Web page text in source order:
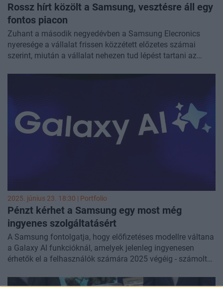
Rossz hírt közölt a Samsung, vesztésre áll egy
fontos piacon
Zuhant a második negyedévben a Samsung Elecronics
nyeresége a vállalat frissen közzétett előzetes számai
szerint, miután a vállalat nehezen tud lépést tartani az
2025. június 23. 18:30 | Portfolio
Pénzt kérhet a Samsung egy most még
ingyenes szolgáltatásért
A Samsung fontolgatja, hogy előfizetéses modellre váltana
a Galaxy AI funkcióknál, amelyek jelenleg ingyenesen
érhetők el a felhasználók számára 2025 végéig - számolt